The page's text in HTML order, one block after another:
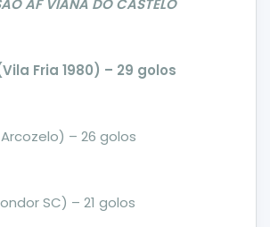
AF VIANA DO CASTELO
Fria 1980) – 29 golos
– 26 golos
SC) – 21 golos